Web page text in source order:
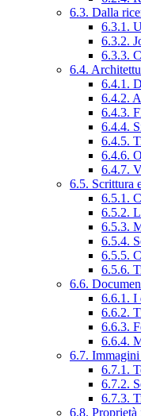
6.3. Dalla
6.3.1.
6.3.2.
6.3.3.
6.4.
6.4.1.
6.4.2.
6.4.3.
6.4.4.
6.4.5.
6.4.6.
6.4.7.
6.5. Scrittura
6.5.1.
6.5.2.
6.5.3.
6.5.4.
6.5.5.
6.5.6.
6.6.
6.6.1. I
6.6.2.
6.6.3.
6.6.4.
6.7.
6.7.1.
6.7.2.
6.7.3.
6.8.